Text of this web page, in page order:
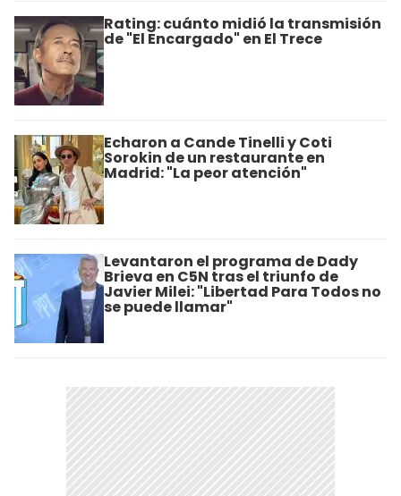
Rating: cuánto midió la transmisión
de "El Encargado" en El Trece
Echaron a Cande Tinelli y Coti
Sorokin de un restaurante en
Madrid: "La peor atención"
Levantaron el programa de Dady
Brieva en C5N tras el triunfo de
Javier Milei: "Libertad Para Todos no
se puede llamar"